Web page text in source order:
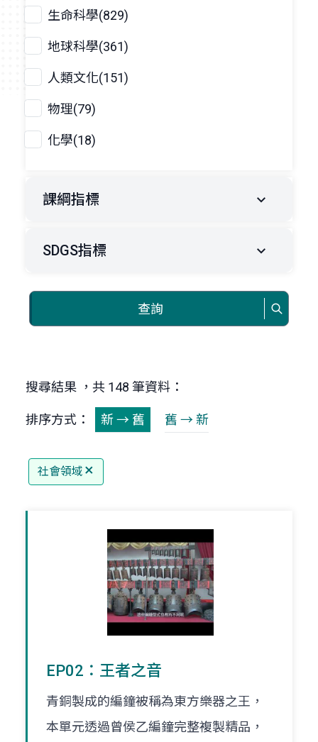
生命科學(829)
地球科學(361)
人類文化(151)
物理(79)
化學(18)
課綱指標
SDGS指標
查詢
搜尋結果 ，共 148 筆資料：
排序方式： 新 → 舊 舊 → 新
社會領域
EP02：王者之音
青銅製成的編鐘被稱為東方樂器之王，
本單元透過曾侯乙編鐘完整複製精品，